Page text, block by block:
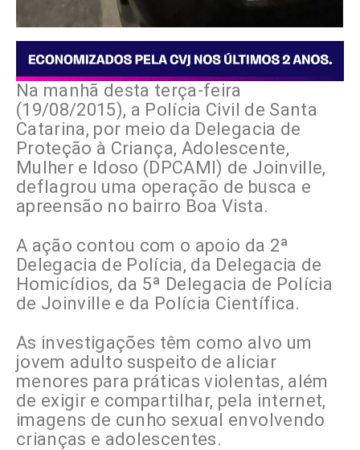
Na manhã desta terça-feira
(19/08/2015), a Polícia Civil de Santa
Catarina, por meio da Delegacia de
Proteção à Criança, Adolescente,
Mulher e Idoso (DPCAMI) de Joinville,
deflagrou uma operação de busca e
apreensão no bairro Boa Vista.
A ação contou com o apoio da 2ª
Delegacia de Polícia, da Delegacia de
Homicídios, da 5ª Delegacia de Polícia
de Joinville e da Polícia Científica.
As investigações têm como alvo um
jovem adulto suspeito de aliciar
menores para práticas violentas, além
de exigir e compartilhar, pela internet,
imagens de cunho sexual envolvendo
crianças e adolescentes.